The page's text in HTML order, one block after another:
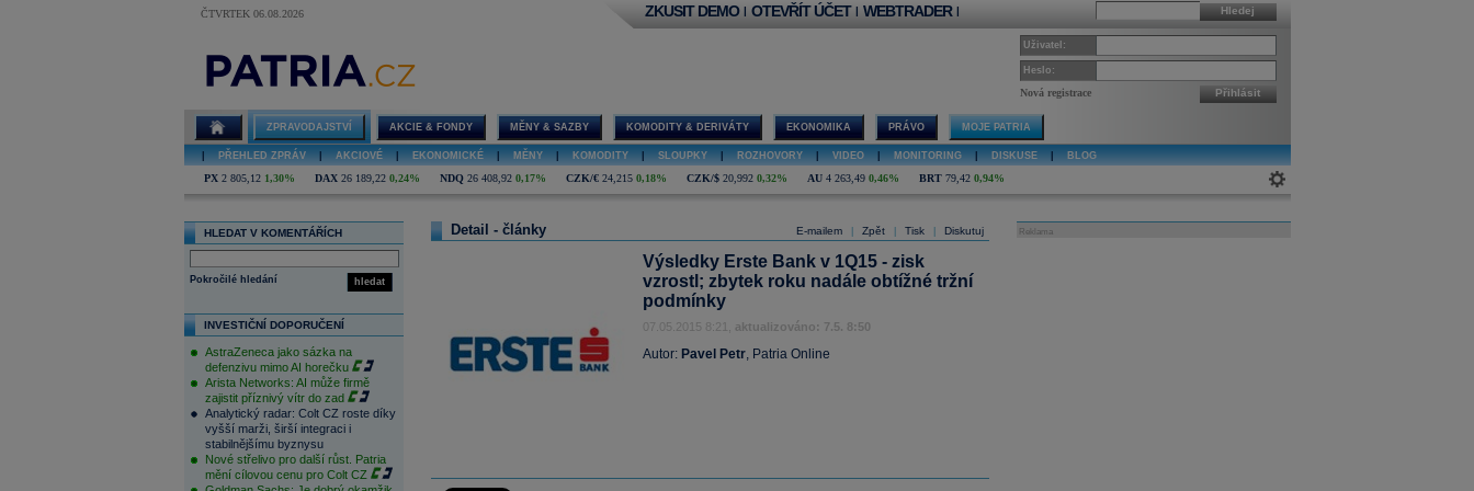
ČTVRTEK 06.08.2026 Hledej
ZKUSIT DEMO | OTEVŘÍT ÚČET | WEBTRADER |
Uživatel:
Heslo:
Nová registrace Přihlásit
ZPRAVODAJSTVÍ AKCIE & FONDY MĚNY & SAZBY KOMODITY & DERIVÁTY EKONOMIKA PRÁVO MOJE PATRIA
PŘEHLED ZPRÁV AKCIOVÉ EKONOMICKÉ MĚNY KOMODITY SLOUPKY ROZHOVORY VIDEO MONITORING DISKUSE BLOG
PX 2 805,12 1,30% DAX 26 189,22 0,24% NDQ 26 408,92 0,17% CZK/€ 24,215 0,18% CZK/$ 20,992 0,32% AU 4 263,49 0,46% BRT 79,42 0,94%
HLEDAT V KOMENTÁŘÍCH
hledat
Pokročilé hledání
INVESTIČNÍ DOPORUČENÍ
AstraZeneca jako sázka na
defenzivu mimo AI horečku
Arista Networks: AI může firmě
zajistit příznivý vítr do zad
Analytický radar: Colt CZ roste díky
vyšší marži, širší integraci i
stabilnějšímu byznysu
Nové střelivo pro další růst. Patria
mění cílovou cenu pro Colt CZ
E-mailem Zpět Tisk Diskutuj
Detail - články
Výsledky Erste Bank v 1Q15 - zisk
vzrostl; zbytek roku nadále obtížné tržní
podmínky
07.05.2015 8:21, aktualizováno: 7.5. 8:50
Autor: Pavel Petr, Patria Online
Reklama